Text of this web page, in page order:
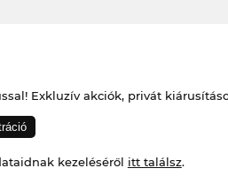
Exkluzív akciók, privát
kezeléséről itt találsz.